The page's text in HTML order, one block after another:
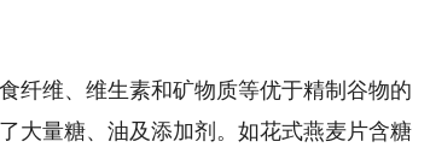
维、维生素和矿物质等优于精制谷物的
大量糖、油及添加剂。如花式燕麦片含糖